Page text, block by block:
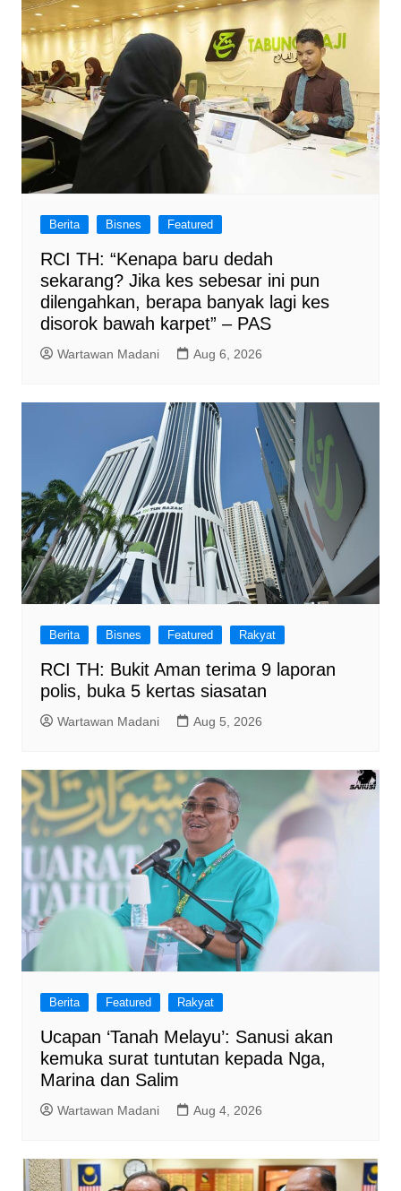
Berita Bisnes Featured
RCI TH: “Kenapa baru dedah
sekarang? Jika kes sebesar ini pun
dilengahkan, berapa banyak lagi kes
disorok bawah karpet” – PAS
Wartawan Madani Aug 6, 2026
Berita Bisnes Featured Rakyat
RCI TH: Bukit Aman terima 9 laporan
polis, buka 5 kertas siasatan
Wartawan Madani Aug 5, 2026
Berita Featured Rakyat
Ucapan ‘Tanah Melayu’: Sanusi akan
kemuka surat tuntutan kepada Nga,
Marina dan Salim
Wartawan Madani Aug 4, 2026